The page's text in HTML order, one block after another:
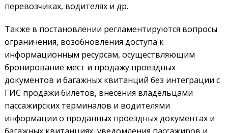
перевозчиках, водителях и др.
Также в постановлении регламентируются вопросы
ограничения, возобновления доступа к
информационным ресурсам, осуществляющим
бронирование мест и продажу проездных
документов и багажных квитанций без интеграции с
ГИС продажи билетов, внесения владельцами
пассажирских терминалов и водителями
информации о проданных проездных документах и